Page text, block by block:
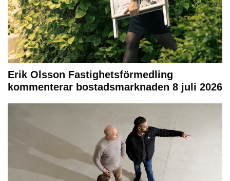
Erik Olsson Fastighetsförmedling
kommenterar bostadsmarknaden 8 juli 2026